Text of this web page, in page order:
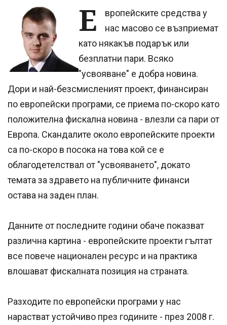
Е
вропейските средства у
нас масово се възприемат
като някакъв подарък или
безплатни пари. Всяко
"усвояване" е добра новина.
Дори и най-безсмисленият проект, финансиран
по европейски програми, се приема по-скоро като
положителна фискална новина - влезли са пари от
Европа. Скандалите около европейските проекти
са по-скоро в посока на това кой се е
облагодетелствал от "усвояването", докато
темата за здравето на публичните финанси
остава на заден план.
Данните от последните години обаче показват
различна картина - европейските проекти гълтат
все повече национален ресурс и на практика
влошават фискалната позиция на страната.
Разходите по европейски програми у нас
нарастват устойчиво през годините - през 2008 г.